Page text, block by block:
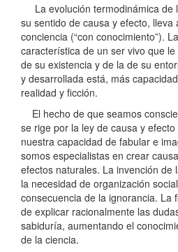
La evolución termodinámica de
su sentido de causa y efecto, lleva
conciencia (“con conocimiento”).
característica de un ser vivo que
de su existencia y de la de su
y desarrollada está, más
realidad y ficción.
El hecho de que seamos
se rige por la ley de causa y
nuestra capacidad de fabular e
somos especialistas en crear
efectos naturales. La invención de
la necesidad de organización
consecuencia de la ignorancia. La
de explicar racionalmente las
sabiduría, aumentando el
de la ciencia.